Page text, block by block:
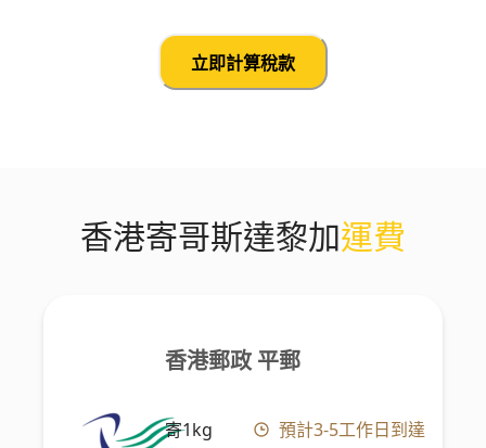
立即計算稅款
香港寄哥斯達黎加運費
香港郵政 平郵
寄1kg 預計3-5工作日到達